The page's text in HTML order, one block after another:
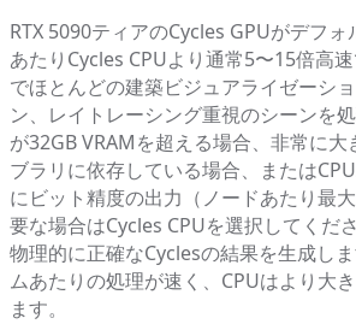
RTX 5090ティアのCycles GPUがデフ
あたりCycles CPUより通常5〜15倍高
でほとんどの建築ビジュアライゼーシ
ン、レイトレーシング重視のシーンを
が32GB VRAMを超える場合、非常に大
ブラリに依存している場合、または
にビット精度の出力（ノードあたり最
要な場合はCycles CPUを選択してくだ
物理的に正確なCyclesの結果を生成し
ムあたりの処理が速く、CPUはより大
ます。